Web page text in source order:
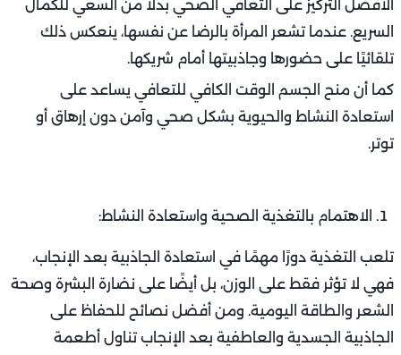
الأفضل التركيز على التعافي الصحي بدلًا من السعي للكمال
السريع. عندما تشعر المرأة بالرضا عن نفسها، ينعكس ذلك
تلقائيًا على حضورها وجاذبيتها أمام شريكها.
كما أن منح الجسم الوقت الكافي للتعافي يساعد على
استعادة النشاط والحيوية بشكل صحي وآمن دون إرهاق أو
توتر.
الاهتمام بالتغذية الصحية واستعادة النشاط:
تلعب التغذية دورًا مهمًا في استعادة الجاذبية بعد الإنجاب،
فهي لا تؤثر فقط على الوزن، بل أيضًا على نضارة البشرة وصحة
الشعر والطاقة اليومية. ومن أفضل نصائح للحفاظ على
الجاذبية الجسدية والعاطفية بعد الإنجاب تناول أطعمة